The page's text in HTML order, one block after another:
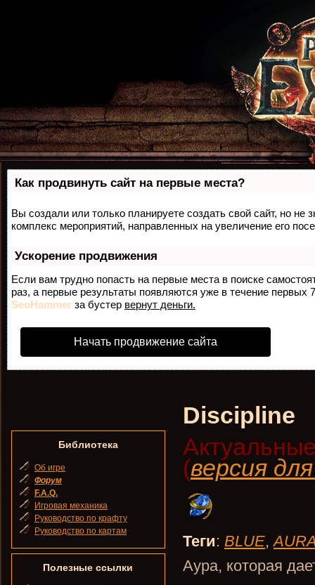
Как продвинуть сайт на первые места?
Вы создали или только планируете создать свой сайт, но не
комплекс мероприятий, направленных на увеличение его
Ускорение продвижения
Если вам трудно попасть на первые места в поиске
раз, а первые результаты появляются уже в течение первых
SeoHammer за бустер вернут деньги.
Начать продвижение сайта
Discipline
(версия
Теги: BLUE,
Аура, которая
Библиотека
Об игре
Форум
F.A.Q.
Игровая механика
Руководство по крафту
Руководство по картам
Полезные ссылки